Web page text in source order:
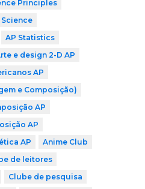
Principles
AP Statistics
e design 2-D AP
AP
e Composição)
AP
AP
AP
Anime Club
de leitores
Clube de pesquisa